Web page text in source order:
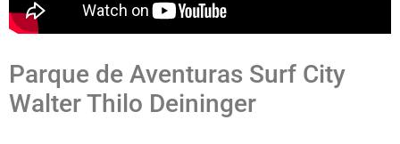
Parque de Aventuras Surf City
Walter Thilo Deininger